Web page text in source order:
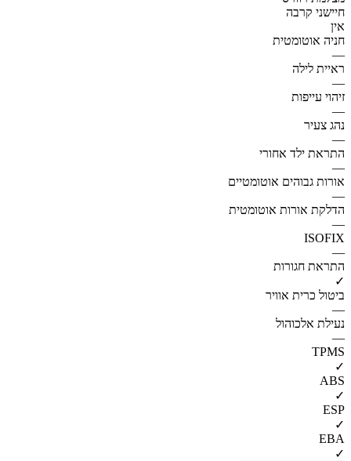
חיישני קרבה
אין
חניה אוטומטית
—
ראיית לילה
—
זיהוי עייפות
—
נהג צעיר
—
התראת ילד אחורי
—
אורות גבוהים אוטומטיים
—
הדלקת אורות אוטומטית
—
ISOFIX
—
התראת חגורות
✓
ביטול כרית אוויר
—
נעילת אלכוהול
—
TPMS
✓
ABS
✓
ESP
✓
EBA
✓